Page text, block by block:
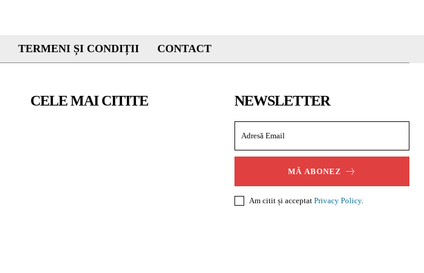
TERMENI ȘI CONDIȚII CONTACT
CELE MAI CITITE NEWSLETTER
MĂ ABONEZ
Am citit și acceptat Privacy Policy.